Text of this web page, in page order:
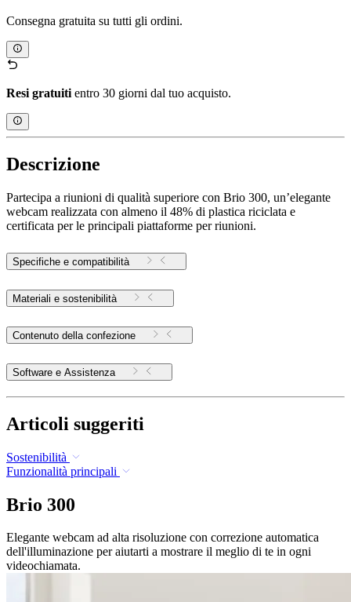
Consegna gratuita su tutti gli ordini.
Resi gratuiti entro 30 giorni dal tuo acquisto.
Descrizione
Partecipa a riunioni di qualità superiore con Brio 300, un’elegante
webcam realizzata con almeno il 48% di plastica riciclata e
certificata per le principali piattaforme per riunioni.
Specifiche e compatibilità
Materiali e sostenibilità
Contenuto della confezione
Software e Assistenza
Articoli suggeriti
Sostenibilità
Funzionalità principali
Brio 300
Elegante webcam ad alta risoluzione con correzione automatica
dell'illuminazione per aiutarti a mostrare il meglio di te in ogni
videochiamata.